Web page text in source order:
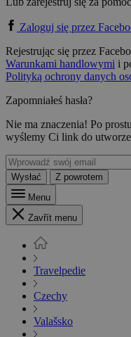
Zaloguj się przez
Rejestrując się przez
Warunkami handlowymi i
Polityką ochrony danych
Zapomniałeś hasła?
Nie ma znaczenia! Po
wyślemy Ci link do
Wysłać
Z powrotem
Menu
Zavřít menu
Travelpedie
Czechy
Valašsko